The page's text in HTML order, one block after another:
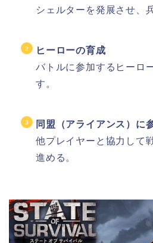
シェルターを発展させ、
ヒーローの育成
バトルに参加するヒーロ
す。
同盟（アライアンス）に
他プレイヤーと協力して
進める。